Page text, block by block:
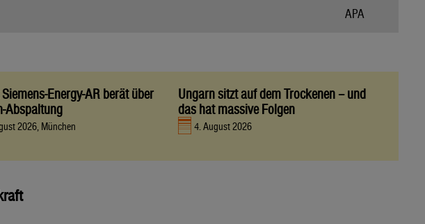
APA
Siemens-Energy-AR berät über
Abspaltung
2026, München
Ungarn sitzt auf dem Trockenen – und
das hat massive Folgen
4. August 2026